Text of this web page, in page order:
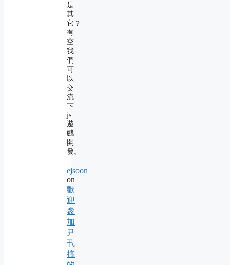
是
其
它？
有
空
我
們
可
以
交
流
下
js
遊
戲
開
發。
ejsoon
on
歡
迎
參
加
尹
卂
搞